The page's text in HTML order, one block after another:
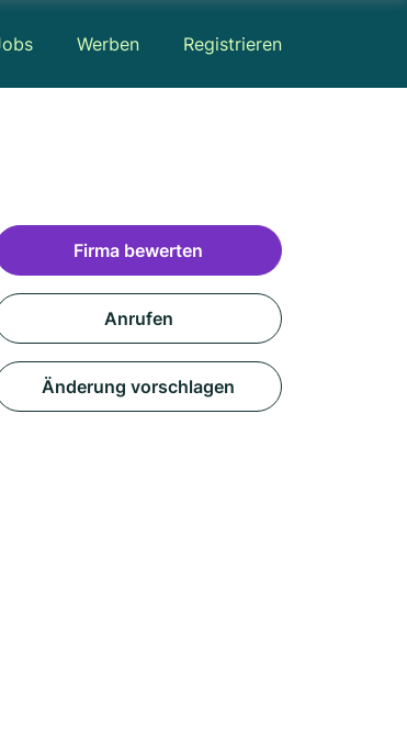
Werben Registrieren
Firma bewerten
Anrufen
Änderung vorschlagen